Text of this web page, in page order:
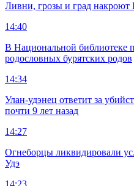
Ливни, грозы и град накроют
14:40
В Национальной библиотеке
родословных бурятских родов
14:34
Улан-удэнец ответит за
почти 9 лет назад
14:27
Огнеборцы ликвидировали
Удэ